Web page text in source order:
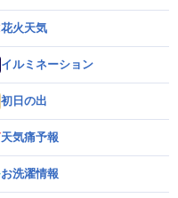
花火天気
イルミネーション
初日の出
天気痛予報
お洗濯情報